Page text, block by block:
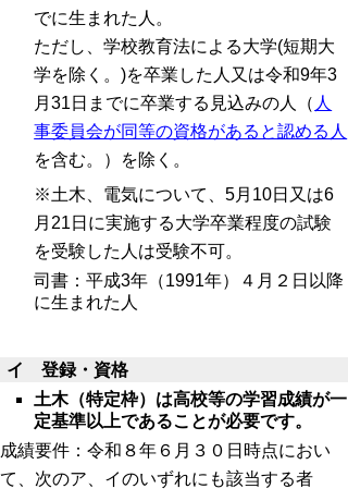
でに生まれた人。
ただし、学校教育法による大学(短期大
学を除く。)を卒業した人又は令和9年3
月31日までに卒業する見込みの人（ 人
事委員会が同等の資格があると認める人
を含む。）を除く。
※土木、電気について、5月10日又は6
月21日に実施する大学卒業程度の試験
を受験した人は受験不可。
司書：平成3年（1991年）４月２日以降
に生まれた人
イ 登録・資格
土木（特定枠）は高校等の学習成績が一
定基準以上であることが必要です。
成績要件 ：令和８年６月３０日時点におい
て、次のア、イのいずれにも該当する者